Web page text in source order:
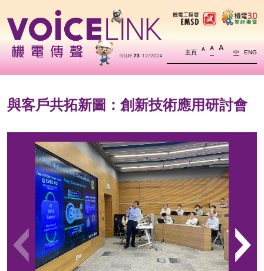
主頁 A A A
中 ENG
與客戶共拓新圖：創新技術應用研討會